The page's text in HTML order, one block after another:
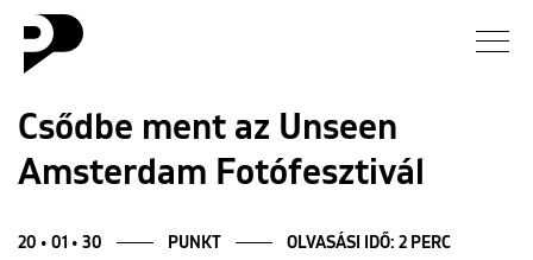
Hírek
Galéria
Interjú
Csődbe ment az Unseen
Amsterdam Fotófesztivál
20 • 01 • 30 PUNKT OLVASÁSI IDŐ: 2 PERC